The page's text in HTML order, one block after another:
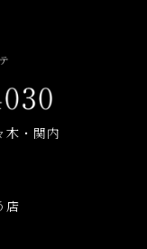
木・関内
店